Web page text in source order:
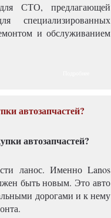
СТО, предлагающей
специализированных
и обслуживанием
автозапчастей?
ланос. Именно Lanos
быть новым. Это авто
дорогами и к нему